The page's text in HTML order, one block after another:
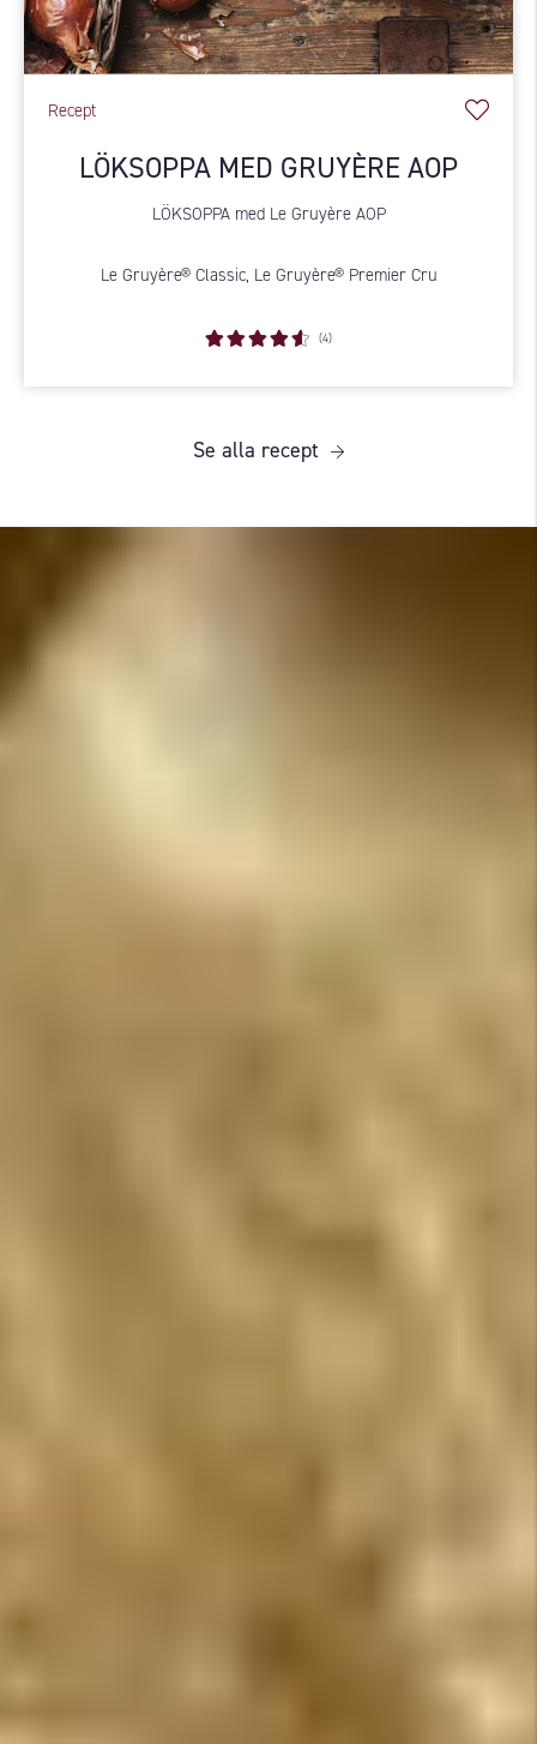
Recept
LÖKSOPPA MED GRUYÈRE AOP
LÖKSOPPA med Le Gruyère AOP
Le Gruyère® Classic, Le Gruyère® Premier Cru
(4)
Se alla recept